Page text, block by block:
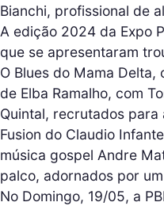
Bianchi, profissional de
A edição 2024 da Expo
que se apresentaram
O Blues do Mama
de Elba Ramalho, com
Quintal, recrutados para
Fusion do Claudio
música gospel Andre
palco, adornados por
No Domingo, 19/05, a